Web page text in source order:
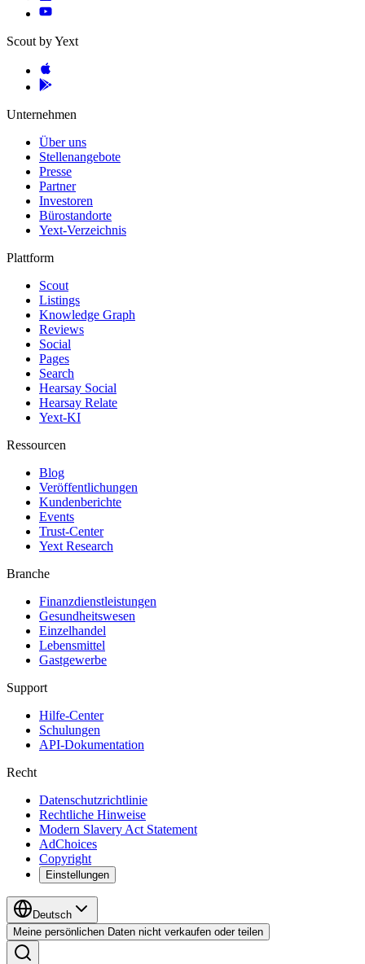
Scout by Yext
Unternehmen
Über uns
Stellenangebote
Presse
Partner
Investoren
Bürostandorte
Yext-Verzeichnis
Plattform
Scout
Listings
Knowledge Graph
Reviews
Social
Pages
Search
Hearsay Social
Hearsay Relate
Yext-KI
Ressourcen
Blog
Veröffentlichungen
Kundenberichte
Events
Trust-Center
Yext Research
Branche
Finanzdienstleistungen
Gesundheitswesen
Einzelhandel
Lebensmittel
Gastgewerbe
Support
Hilfe-Center
Schulungen
API-Dokumentation
Recht
Datenschutzrichtlinie
Rechtliche Hinweise
Modern Slavery Act Statement
AdChoices
Copyright
Einstellungen
Deutsch
Meine persönlichen Daten nicht verkaufen oder teilen